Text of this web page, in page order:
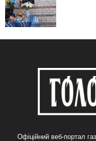
Офіційний веб-портал